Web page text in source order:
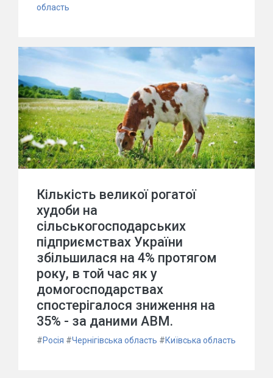
область
Кількість великої рогатої
худоби на
сільськогосподарських
підприємствах України
збільшилася на 4% протягом
року, в той час як у
домогосподарствах
спостерігалося зниження на
35% - за даними АВМ.
#Росія #Чернігівська область #Київська область